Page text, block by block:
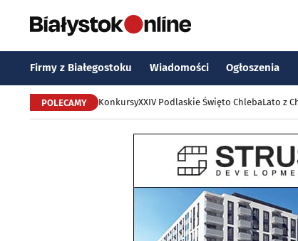
Firmy z Białegostoku Wiadomości Ogłoszenia
POLECAMY KonkursyXXIV Podlaskie Święto ChlebaLato z